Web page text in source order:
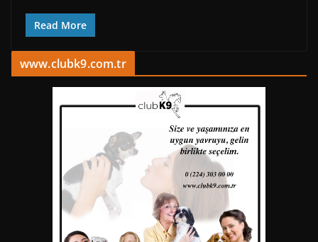
Read More
www.clubk9.com.tr